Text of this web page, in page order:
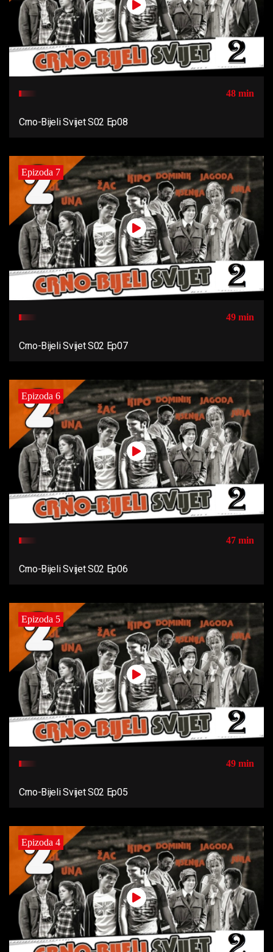
48 min
Crno-Bijeli Svijet S02 Ep08
Epizoda 7
49 min
Crno-Bijeli Svijet S02 Ep07
Epizoda 6
47 min
Crno-Bijeli Svijet S02 Ep06
Epizoda 5
49 min
Crno-Bijeli Svijet S02 Ep05
Epizoda 4